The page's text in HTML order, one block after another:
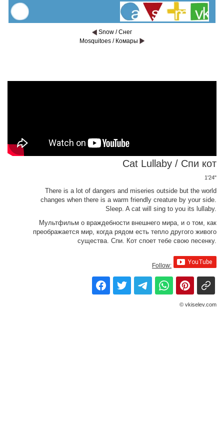
Snow / Снег
Mosquitoes / Комары
Cat Lullaby / Спи кот
1'24"
There is a lot of dangers and miseries outside but the world
changes when there is a warm friendly creature by your side.
Sleep. A cat will sing to you its lullaby.
Мультфильм о враждебности внешнего мира, и о том, как
преображается мир, когда рядом есть тепло другого живого
существа. Спи. Кот споет тебе свою песенку.
Follow:
© vkiselev.com